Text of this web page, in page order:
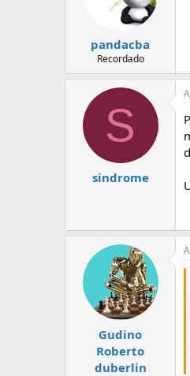
pandacba
Recordado
S
sindrome
Gudino
Roberto
duberlin